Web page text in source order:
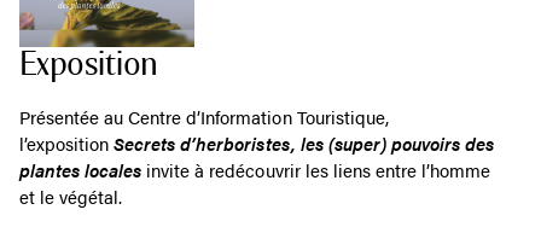
Exposition
Présentée au Centre d’Information Touristique,
l’expositionSecrets d’herboristes, les (super) pouvoirs des
plantes locales invite à redécouvrir les liens entre l’homme
et le végétal.